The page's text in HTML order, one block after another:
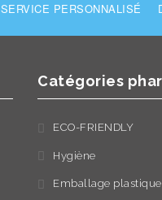
SERVICE PERSONNALISÉ
Catégories
ECO-FRIENDLY
Hygiène
Emballage plastique